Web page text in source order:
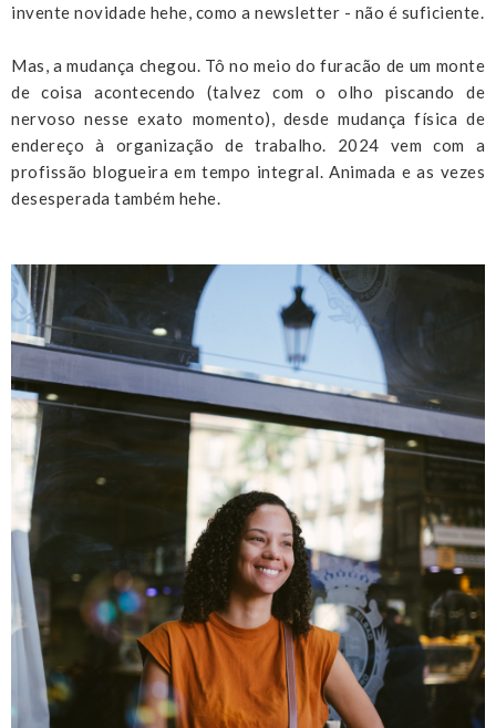
invente novidade hehe, como a newsletter - não é suficiente.
Mas, a mudança chegou. Tô no meio do furacão de um monte
de coisa acontecendo (talvez com o olho piscando de
nervoso nesse exato momento), desde mudança física de
endereço à organização de trabalho. 2024 vem com a
profissão blogueira em tempo integral. Animada e as vezes
desesperada também hehe.